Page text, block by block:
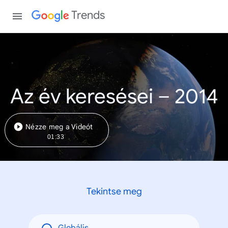
Trends
Az év keresései – 2014
Nézze meg a Videót
01:33
Tekintse meg